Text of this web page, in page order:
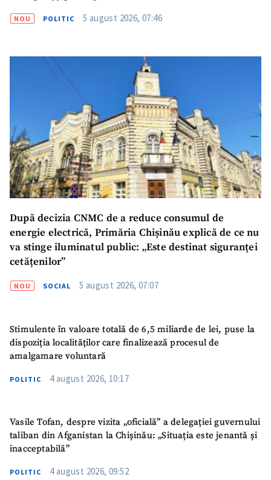
NOU POLITIC 5 august 2026, 07:46
După decizia CNMC de a reduce consumul de
energie electrică, Primăria Chișinău explică de ce nu
va stinge iluminatul public: „Este destinat siguranței
cetățenilor”
NOU SOCIAL 5 august 2026, 07:07
Stimulente în valoare totală de 6,5 miliarde de lei, puse la
dispoziția localităților care finalizează procesul de
amalgamare voluntară
POLITIC 4 august 2026, 10:17
Vasile Tofan, despre vizita „oficială” a delegației guvernului
taliban din Afganistan la Chișinău: „Situația este jenantă și
inacceptabilă”
POLITIC 4 august 2026, 09:52